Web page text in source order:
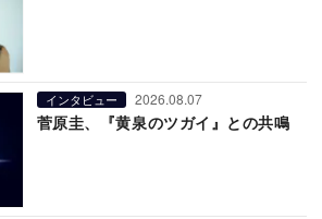
インタビュー 2026.08.07
菅原圭、『黄泉のツガイ』との共鳴